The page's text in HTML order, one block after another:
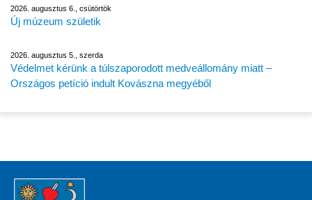
2026. augusztus 6., csütörtök
Új múzeum születik
2026. augusztus 5., szerda
Védelmet kérünk a túlszaporodott medveállomány miatt –
Országos petíció indult Kovászna megyéből